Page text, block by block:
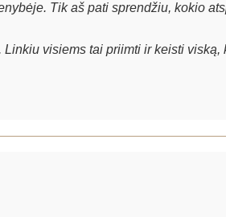
Tik aš pati sprendžiu, kokio
visiems tai priimti ir keisti viską,